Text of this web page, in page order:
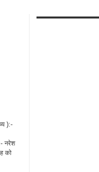
):-
नरेश
को